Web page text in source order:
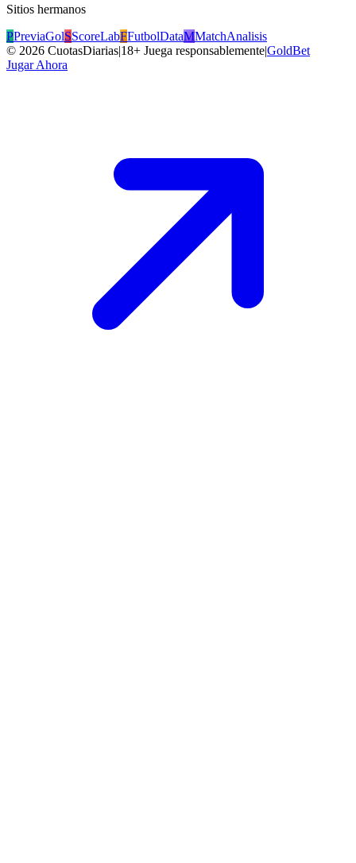
Sitios hermanos
PPreviaGolSScoreLabFFutbolDataMMatchAnalisis
© 2026 CuotasDiarias|18+ Juega responsablemente|GoldBet
Jugar Ahora